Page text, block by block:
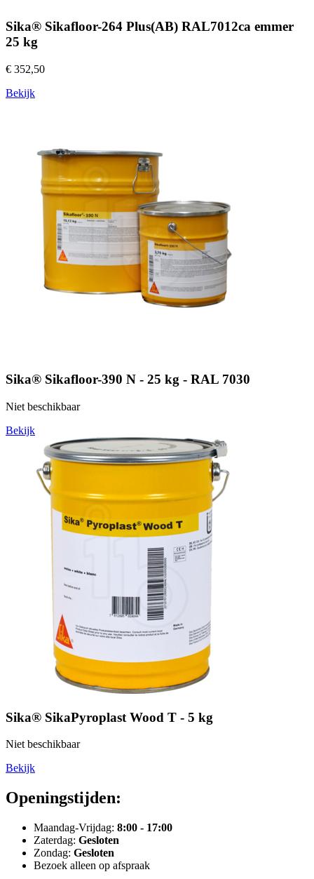
Sika® Sikafloor-264 Plus(AB) RAL7012ca emmer
25 kg
€ 352,50
Bekijk
Sika® Sikafloor-390 N - 25 kg - RAL 7030
Niet beschikbaar
Bekijk
Sika® SikaPyroplast Wood T - 5 kg
Niet beschikbaar
Bekijk
Openingstijden:
Maandag-Vrijdag: 8:00 - 17:00
Zaterdag: Gesloten
Zondag: Gesloten
Bezoek alleen op afspraak